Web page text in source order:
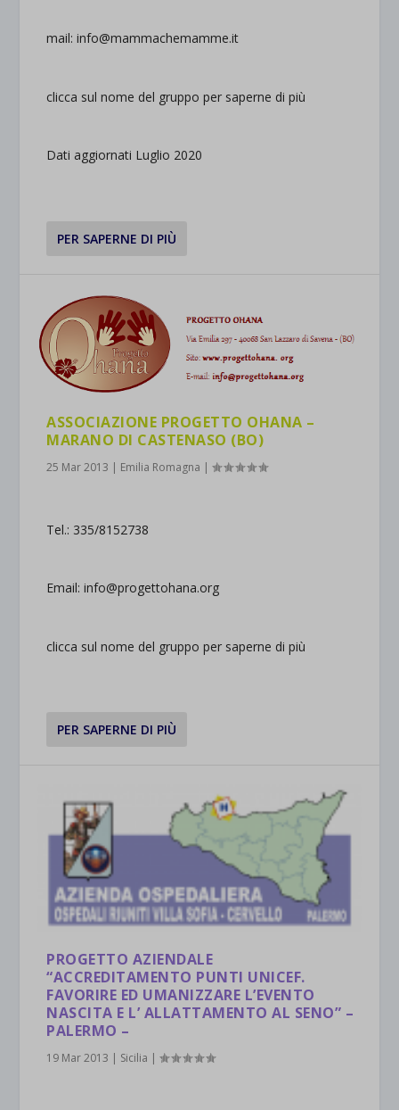
mail: info@mammachemamme.it
clicca sul nome del gruppo per saperne di più
Dati aggiornati Luglio 2020
PER SAPERNE DI PIÙ
ASSOCIAZIONE PROGETTO OHANA –
MARANO DI CASTENASO (BO)
25 Mar 2013 | Emilia Romagna |
Tel.: 335/8152738
Email: info@progettohana.org
clicca sul nome del gruppo per saperne di più
PER SAPERNE DI PIÙ
PROGETTO AZIENDALE
“ACCREDITAMENTO PUNTI UNICEF.
FAVORIRE ED UMANIZZARE L’EVENTO
NASCITA E L’ ALLATTAMENTO AL SENO” –
PALERMO –
19 Mar 2013 | Sicilia |